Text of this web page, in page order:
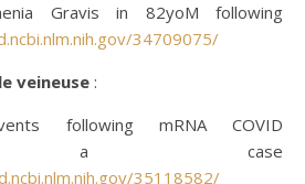
Gravis in 82yoM following
34709075/
veineuse:
following mRNA COVID
a case
35118582/